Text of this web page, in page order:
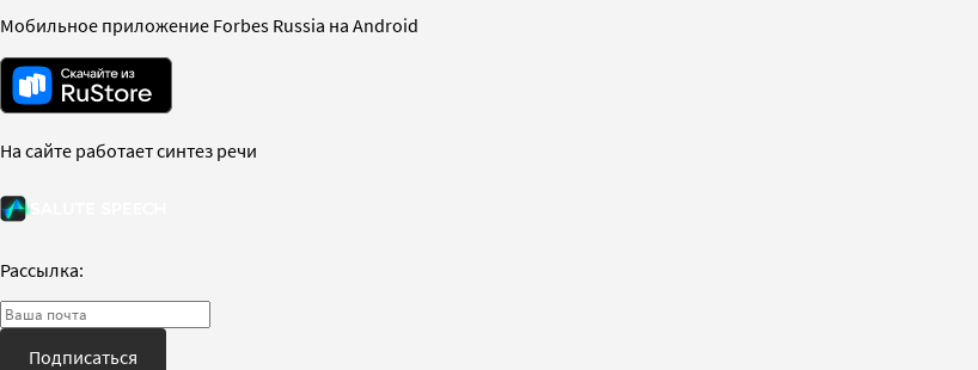
Мобильное приложение Forbes Russia на Android
На сайте работает синтез речи
Рассылка:
Подписаться